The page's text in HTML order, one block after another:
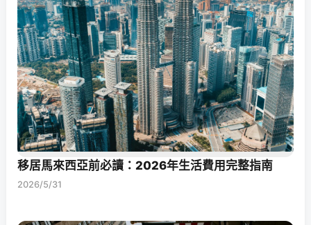
移居馬來西亞前必讀：2026年生活費用完整指南
2026/5/31